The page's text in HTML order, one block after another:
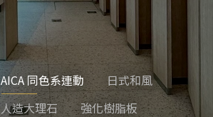
AICA 同色系連動
日式和風
人造大理石
強化樹脂板